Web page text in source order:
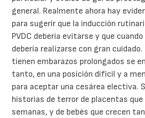
general. Realmente ahora hay
para sugerir que la inducción
PVDC debería evitarse y que
debería realizarse con gran cuidado.
tienen embarazos prolongados se
tanto, en una posición difícil y a
para aceptar una cesárea electiva.
historias de terror de placentas
semanas, y de bebés que crecen